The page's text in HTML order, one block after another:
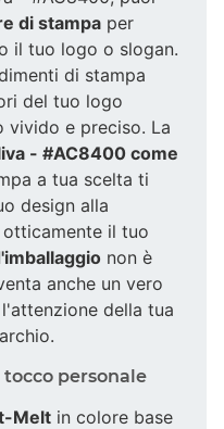
di stampa per
il tuo logo o slogan.
di stampa
del tuo logo
e preciso. La
- #AC8400 come
a tua scelta ti
design alla
il tuo
non è
anche un vero
della tua
personale
Melt in colore base